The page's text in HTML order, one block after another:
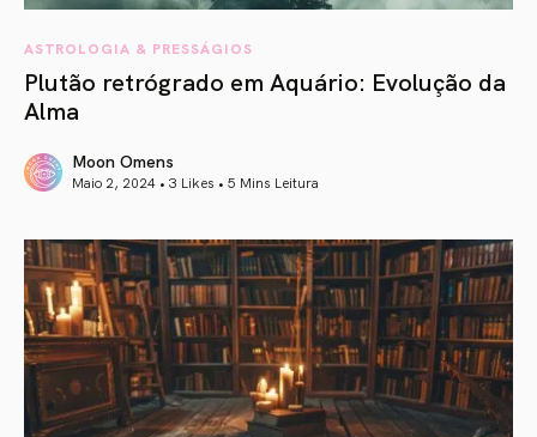
ASTROLOGIA & PRESSÁGIOS
Plutão retrógrado em Aquário: Evolução da
Alma
Moon Omens
Maio 2, 2024 • 3 Likes • 5 Mins Leitura